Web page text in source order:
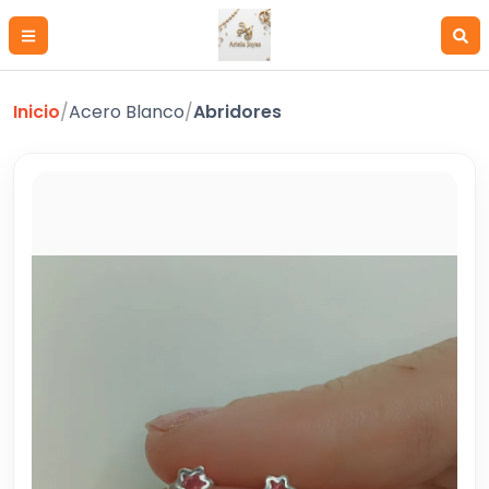
Inicio/Acero Blanco/Abridores